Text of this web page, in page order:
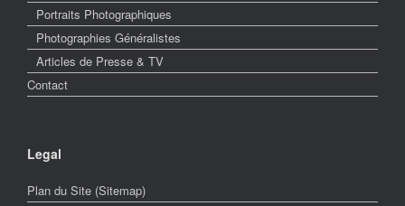
Portraits Photographiques
Photographies Généralistes
Articles de Presse & TV
Contact
Legal
Plan du Site (Sitemap)